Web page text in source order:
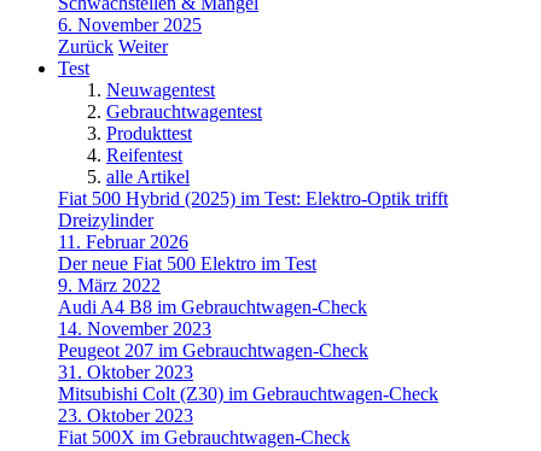
6. November 2025
Zurück Weiter
Test
Neuwagentest
Gebrauchtwagentest
Produkttest
Reifentest
alle Artikel
Fiat 500 Hybrid (2025) im Test: Elektro-Optik trifft
Dreizylinder
11. Februar 2026
Der neue Fiat 500 Elektro im Test
9. März 2022
Audi A4 B8 im Gebrauchtwagen-Check
14. November 2023
Peugeot 207 im Gebrauchtwagen-Check
31. Oktober 2023
Mitsubishi Colt (Z30) im Gebrauchtwagen-Check
23. Oktober 2023
Fiat 500X im Gebrauchtwagen-Check